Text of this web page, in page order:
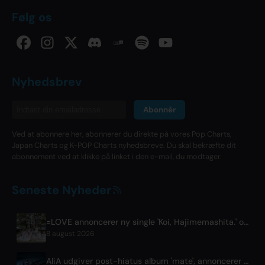
Følg os
Nyhedsbrev
Abonnér
Ved at abonnere her, abonnerer du direkte på vores Pop Charts,
Japan Charts og K-POP Charts nyhedsbreve. Du skal bekræfte dit
abonnement ved at klikke på linket i den e-mail, du modtager.
Seneste Nyheder
=LOVE annoncerer ny single 'Koi, Hajimemashita.' og Tokyo Dome-koncerter
8 august 2026
AliA udgiver post-hiatus album 'mate', annoncerer Tokyo-live